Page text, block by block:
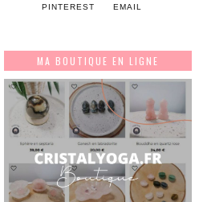
PINTEREST EMAIL
MA BOUTIQUE EN LIGNE